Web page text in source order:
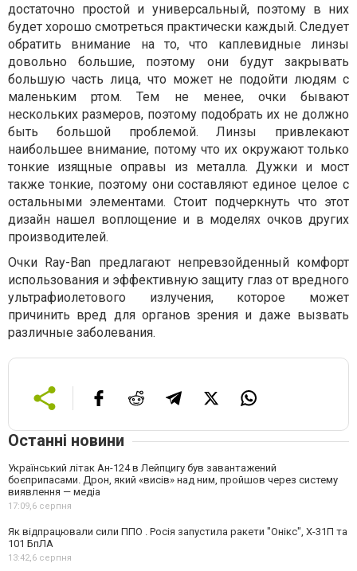
достаточно простой и универсальный, поэтому в них
будет хорошо смотреться практически каждый. Следует
обратить внимание на то, что каплевидные линзы
довольно большие, поэтому они будут закрывать
большую часть лица, что может не подойти людям с
маленьким ртом. Тем не менее, очки бывают
нескольких размеров, поэтому подобрать их не должно
быть большой проблемой. Линзы привлекают
наибольшее внимание, потому что их окружают только
тонкие изящные оправы из металла. Дужки и мост
также тонкие, поэтому они составляют единое целое с
остальными элементами. Стоит подчеркнуть что этот
дизайн нашел воплощение и в моделях очков других
производителей.
Очки Ray-Ban предлагают непревзойденный комфорт
использования и эффективную защиту глаз от вредного
ультрафиолетового излучения, которое может
причинить вред для органов зрения и даже вызвать
различные заболевания.
Останні новини
Український літак Ан-124 в Лейпцигу був завантажений
боєприпасами. Дрон, який «висів» над ним, пройшов через систему
виявлення — медіа
17:09,6 серпня
Як відпрацювали сили ППО . Росія запустила ракети "Онікс", Х-31П та
101 БпЛА
13:42,6 серпня